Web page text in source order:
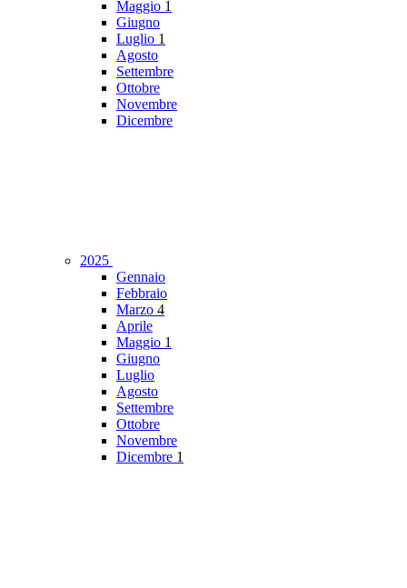
Maggio 1
Giugno
Luglio 1
Agosto
Settembre
Ottobre
Novembre
Dicembre
2025
Gennaio
Febbraio
Marzo 4
Aprile
Maggio 1
Giugno
Luglio
Agosto
Settembre
Ottobre
Novembre
Dicembre 1